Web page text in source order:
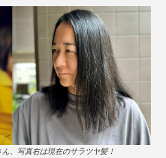
、写真右は現在のサラツヤ髪！